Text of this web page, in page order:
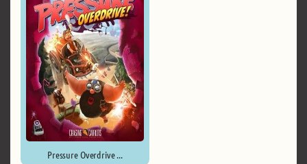
Pressure Overdrive ...